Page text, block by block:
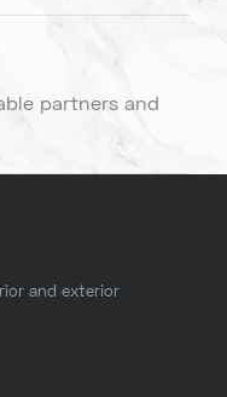
partners and
and exterior